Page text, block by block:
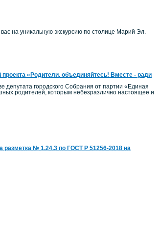
на уникальную экскурсию по столице Марий Эл.
«Родители, объединяйтесь! Вместе - ради
городского Собрания от партии «Единая
родителей, которым небезразлично настоящее и
разметка № 1.24.3 по ГОСТ Р 51256-2018 на